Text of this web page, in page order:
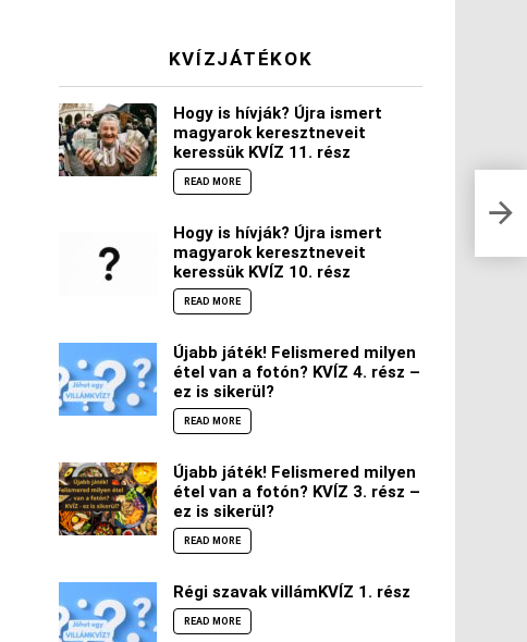
KVÍZJÁTÉKOK
Hogy is hívják? Újra ismert
magyarok keresztneveit
keressük KVÍZ 11. rész
READ MORE
Hogy is hívják? Újra ismert
magyarok keresztneveit
keressük KVÍZ 10. rész
READ MORE
Újabb játék! Felismered milyen
étel van a fotón? KVÍZ 4. rész –
ez is sikerül?
READ MORE
Újabb játék! Felismered milyen
étel van a fotón? KVÍZ 3. rész –
ez is sikerül?
READ MORE
Régi szavak villámKVÍZ 1. rész
READ MORE